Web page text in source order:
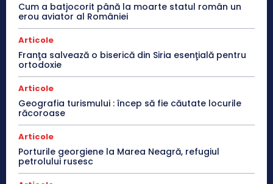
Cum a batjocorit până la moarte statul român un
erou aviator al României
Articole
Franţa salvează o biserică din Siria esenţială pentru
ortodoxie
Articole
Geografia turismului : încep să fie căutate locurile
răcoroase
Articole
Porturile georgiene la Marea Neagră, refugiul
petrolului rusesc